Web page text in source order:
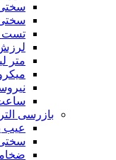
تست
متر
ساعت
بازرسی
عیب